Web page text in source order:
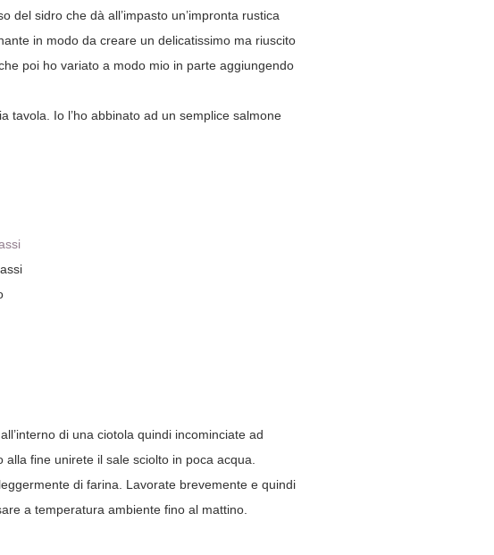
del sidro che dà all’impasto un’impronta rustica
in modo da creare un delicatissimo ma riuscito
poi ho variato a modo mio in parte aggiungendo
tavola. Io l’ho abbinato ad un semplice salmone
di una ciotola quindi incominciate ad
fine unirete il sale sciolto in poca acqua.
di farina. Lavorate brevemente e quindi
a temperatura ambiente fino al mattino.